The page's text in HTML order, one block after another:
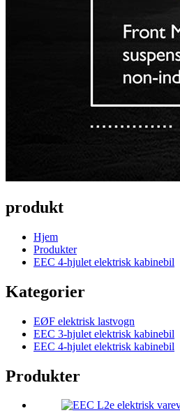
produkt
Hjem
Produkter
EEC 4-hjulet elektrisk kabinebil
Kategorier
EØF elektrisk lastvogn
EEC 3-hjulet elektrisk kabinebil
EEC 4-hjulet elektrisk kabinebil
Produkter